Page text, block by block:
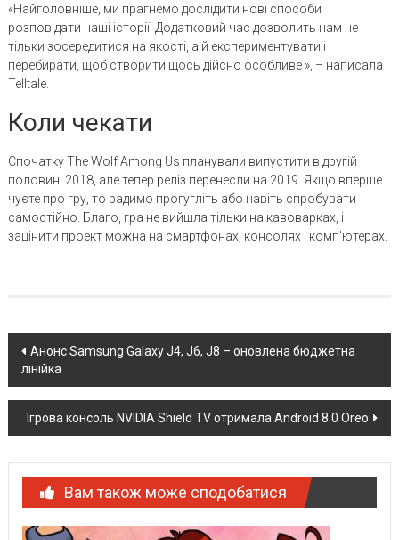
«Найголовніше, ми прагнемо дослідити нові способи
розповідати наші історії. Додатковий час дозволить нам не
тільки зосередитися на якості, а й експериментувати і
перебирати, щоб створити щось дійсно особливе », – написала
Telltale.
Коли чекати
Спочатку The Wolf Among Us планували випустити в другій
половині 2018, але тепер реліз перенесли на 2019. Якщо вперше
чуєте про гру, то радимо прогугліть або навіть спробувати
самостійно. Благо, гра не вийшла тільки на кавоварках, і
зацінити проект можна на смартфонах, консолях і комп’ютерах.
Post
navigation
Анонс Samsung Galaxy J4, J6, J8 – оновлена бюджетна
лінійка
Ігрова консоль NVIDIA Shield TV отримала Android 8.0 Oreo
Вам також може сподобатися